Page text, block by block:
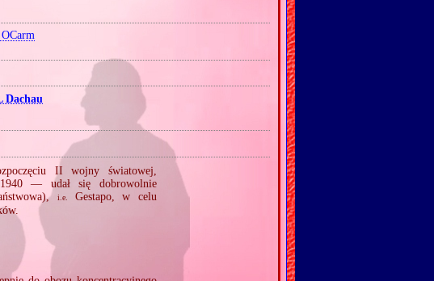
Dachau
II wojny światowej,
— udał się dobrowolnie
i.e.
Gestapo, w celu